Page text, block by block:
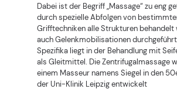
Dabei ist der Begriff „Massage“ zu eng
durch spezielle Abfolgen von
Grifftechniken alle Strukturen behandelt
auch Gelenkmobilisationen
Spezifika liegt in der Behandlung mit
als Gleitmittel. Die Zentrifugalmassage
einem Masseur namens Siegel in den
der Uni-Klinik Leipzig entwickelt